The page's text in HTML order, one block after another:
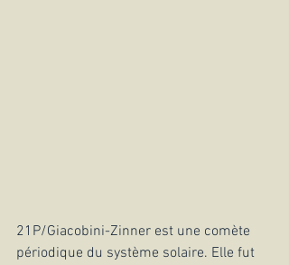
21P/Giacobini-Zinner est une comète
périodique du système solaire. Elle fut